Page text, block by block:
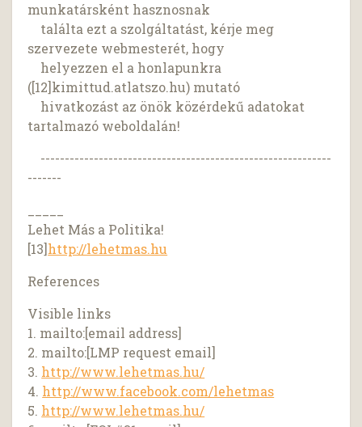
munkatársként hasznosnak
találta ezt a szolgáltatást, kérje meg
szervezete webmesterét, hogy
helyezzen el a honlapunkra
([12]kimittud.atlatszo.hu) mutató
hivatkozást az önök közérdekű adatokat
tartalmazó weboldalán!
------------------------------------------------------------
-------
Lehet Más a Politika!
[13]http://lehetmas.hu
References
Visible links
1. mailto:[email address]
2. mailto:[LMP request email]
3. http://www.lehetmas.hu/
4. http://www.facebook.com/lehetmas
5. http://www.lehetmas.hu/